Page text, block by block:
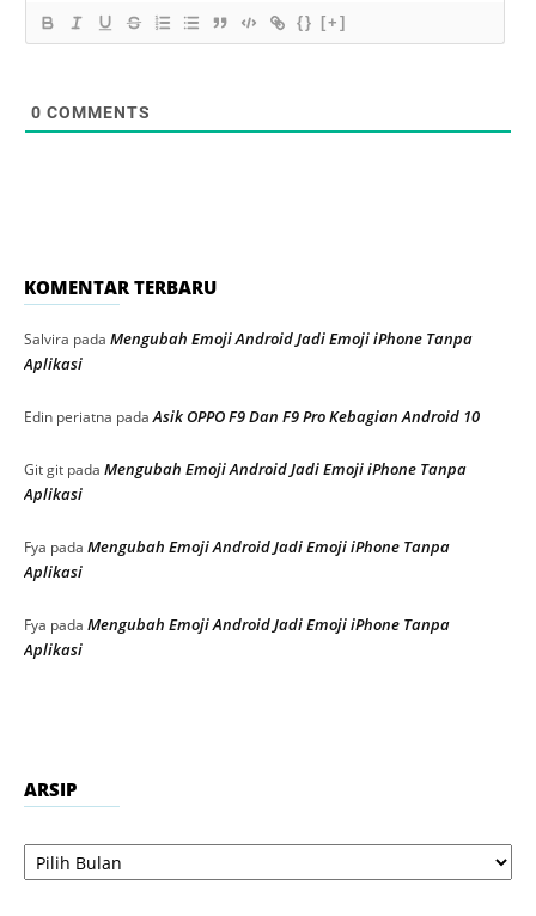
{} [+]
0 COMMENTS
KOMENTAR TERBARU
Salvira pada Mengubah Emoji Android Jadi Emoji iPhone Tanpa
Aplikasi
Edin periatna padaAsik OPPO F9 Dan F9 Pro Kebagian Android 10
Git git pada Mengubah Emoji Android Jadi Emoji iPhone Tanpa
Aplikasi
Fya pada Mengubah Emoji Android Jadi Emoji iPhone Tanpa
Aplikasi
Fya pada Mengubah Emoji Android Jadi Emoji iPhone Tanpa
Aplikasi
ARSIP
Arsip